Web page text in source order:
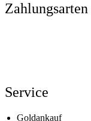
Zahlungsarten
Service
Goldankauf